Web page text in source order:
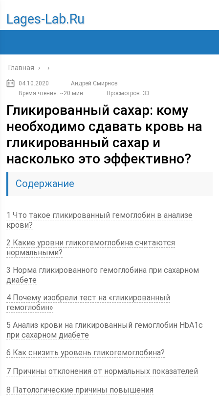
Lages-Lab.ru
Главная › ›
04.10.2020
Андрей Смирнов
Время чтения: ~20 мин.
Просмотров: 33
Гликированный сахар: кому
необходимо сдавать кровь на
гликированный сахар и
насколько это эффективно?
Содержание
1 Что такое гликированный гемоглобин в анализе
крови?
2 Какие уровни гликогемоглобина считаются
нормальными?
3 Норма гликированного гемоглобина при сахарном
диабете
4 Почему изобрели тест на «гликированный
гемоглобин»
5 Анализ крови на гликированный гемоглобин HbA1c
при сахарном диабете
6 Как снизить уровень гликогемоглобина?
7 Причины отклонения от нормальных показателей
8 Патологические причины повышения